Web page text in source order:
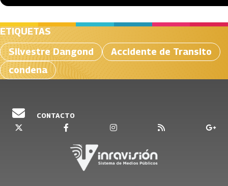
ETIQUETAS
Silvestre Dangond
Accidente de Transito
condena
CONTACTO